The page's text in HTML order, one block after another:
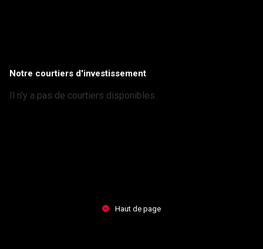
Notre courtiers d'investissement
Il n'y a pas de courtiers disponibles.
Haut de page